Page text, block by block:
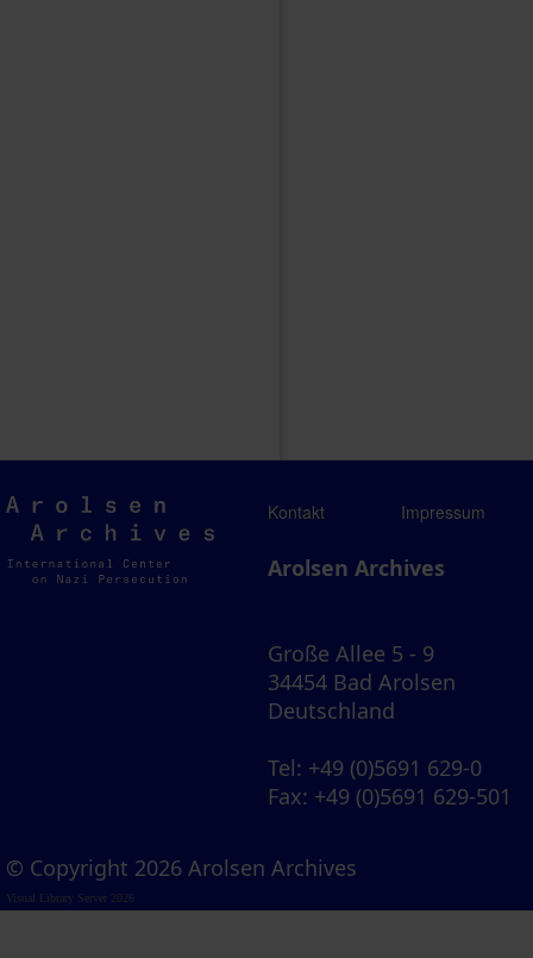
Arolsen
Archives
Kontakt Impressum
Arolsen Archives
Große Allee 5 - 9
34454 Bad Arolsen
Deutschland
Tel: +49 (0)5691 629-0
Fax: +49 (0)5691 629-501
© Copyright 2026 Arolsen Archives
Visual Library Server 2026